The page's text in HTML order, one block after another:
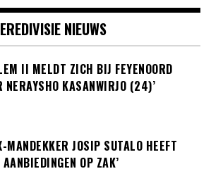
EREDIVISIE NIEUWS
II MELDT ZICH BIJ FEYENOORD
NERAYSHO KASANWIRJO (24)’
MANDEKKER JOSIP SUTALO HEEFT
OP ZAK’